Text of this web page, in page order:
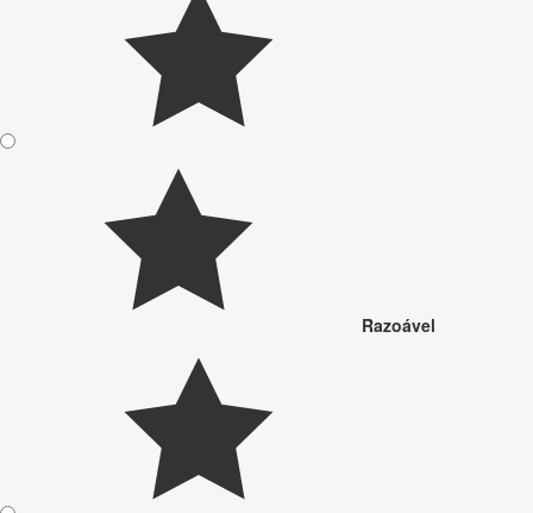
Razoável